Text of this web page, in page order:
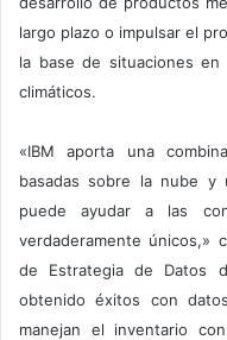
largo plazo o impulsar el
la base de situaciones
climáticos.
«IBM aporta una
basadas sobre la nube y
puede ayudar a las
verdaderamente únicos,»
de Estrategia de Datos
obtenido éxitos con
manejan el inventario